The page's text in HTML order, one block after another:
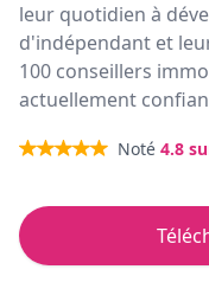
leur quotidien à
d'indépendant et
100 conseillers
actuellement
Noté 4.8